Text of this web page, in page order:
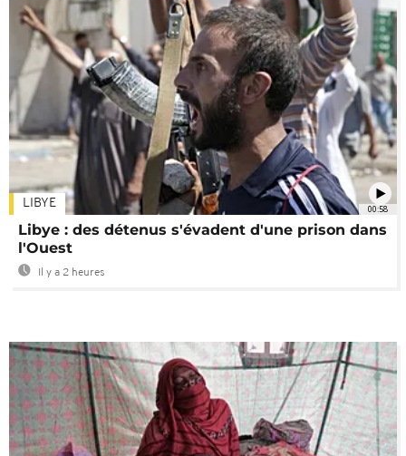
00:58
LIBYE
Libye : des détenus s'évadent d'une prison dans
l'Ouest
Il y a 2 heures